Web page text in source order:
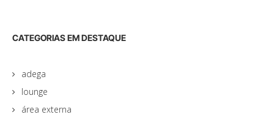
CATEGORIAS EM DESTAQUE
adega
lounge
área externa